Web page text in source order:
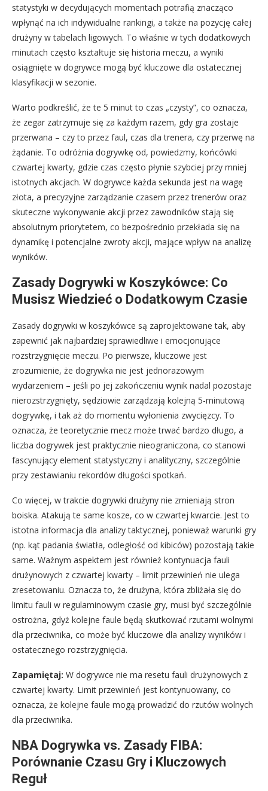
statystyki w decydujących momentach potrafią znacząco
wpłynąć na ich indywidualne rankingi, a także na pozycję całej
drużyny w tabelach ligowych. To właśnie w tych dodatkowych
minutach często kształtuje się historia meczu, a wyniki
osiągnięte w dogrywce mogą być kluczowe dla ostatecznej
klasyfikacji w sezonie.
Warto podkreślić, że te 5 minut to czas „czysty”, co oznacza,
że zegar zatrzymuje się za każdym razem, gdy gra zostaje
przerwana – czy to przez faul, czas dla trenera, czy przerwę na
żądanie. To odróżnia dogrywkę od, powiedzmy, końcówki
czwartej kwarty, gdzie czas często płynie szybciej przy mniej
istotnych akcjach. W dogrywce każda sekunda jest na wagę
złota, a precyzyjne zarządzanie czasem przez trenerów oraz
skuteczne wykonywanie akcji przez zawodników stają się
absolutnym priorytetem, co bezpośrednio przekłada się na
dynamikę i potencjalne zwroty akcji, mające wpływ na analizę
wyników.
Zasady Dogrywki w Koszykówce: Co
Musisz Wiedzieć o Dodatkowym Czasie
Zasady dogrywki w koszykówce są zaprojektowane tak, aby
zapewnić jak najbardziej sprawiedliwe i emocjonujące
rozstrzygnięcie meczu. Po pierwsze, kluczowe jest
zrozumienie, że dogrywka nie jest jednorazowym
wydarzeniem – jeśli po jej zakończeniu wynik nadal pozostaje
nierozstrzygnięty, sędziowie zarządzają kolejną 5-minutową
dogrywkę, i tak aż do momentu wyłonienia zwycięzcy. To
oznacza, że teoretycznie mecz może trwać bardzo długo, a
liczba dogrywek jest praktycznie nieograniczona, co stanowi
fascynujący element statystyczny i analityczny, szczególnie
przy zestawianiu rekordów długości spotkań.
Co więcej, w trakcie dogrywki drużyny nie zmieniają stron
boiska. Atakują te same kosze, co w czwartej kwarcie. Jest to
istotna informacja dla analizy taktycznej, ponieważ warunki gry
(np. kąt padania światła, odległość od kibiców) pozostają takie
same. Ważnym aspektem jest również kontynuacja fauli
drużynowych z czwartej kwarty – limit przewinień nie ulega
zresetowaniu. Oznacza to, że drużyna, która zbliżała się do
limitu fauli w regulaminowym czasie gry, musi być szczególnie
ostrożna, gdyż kolejne faule będą skutkować rzutami wolnymi
dla przeciwnika, co może być kluczowe dla analizy wyników i
ostatecznego rozstrzygnięcia.
Zapamiętaj: W dogrywce nie ma resetu fauli drużynowych z
czwartej kwarty. Limit przewinień jest kontynuowany, co
oznacza, że kolejne faule mogą prowadzić do rzutów wolnych
dla przeciwnika.
NBA Dogrywka vs. Zasady FIBA:
Porównanie Czasu Gry i Kluczowych
Reguł